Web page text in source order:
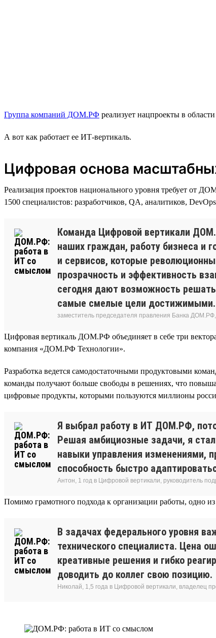
Группа компаний ДОМ.РФ реализует нацпроекты в
А вот как работает ее ИТ-вертикаль.
Цифровая основа
Реализация проектов национального уровня требует от
1500 специалистов: разработчиков, QA, аналитиков,
Команда Цифровой вертикали
наших граждан, работу бизнеса и
и сервисов, которые
прозрачность и эффективность
сегодня дают возможность
самые смелые цели достижимыми.
заместитель председателя правления Банка
Цифровая вертикаль ДОМ.РФ объединяет в себе три
компания «ДОМ.РФ Технологии».
Разработка ведется самодостаточными продуктовыми
команды получают больше свободы в решениях, что
цифровые продукты, которыми пользуются миллионы
Я выбрал работу в ИТ ДОМ.РФ,
Решая амбициозные задачи, я
навыки управления изменениями,
способность быстро
Антон, 1 год в Цифровой вертикали, руководитель
Помимо грамотного подхода к организации работы,
В задачах федерального уровня
технического специалиста. Цена
креативные решения и гибко
доводить до коллег свою позицию.
Николай, 1,5 года в Цифровой вертикали, владелец